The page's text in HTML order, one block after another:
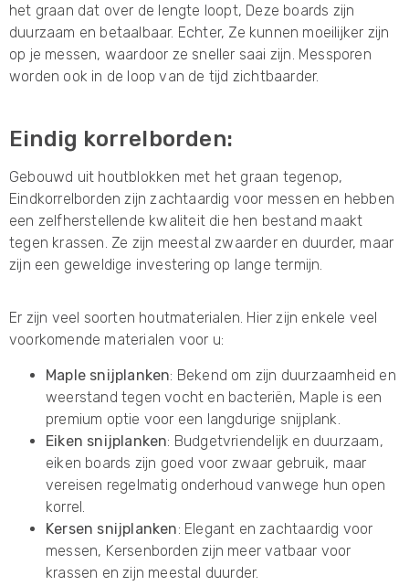
het graan dat over de lengte loopt, Deze boards zijn
duurzaam en betaalbaar. Echter, Ze kunnen moeilijker zijn
op je messen, waardoor ze sneller saai zijn. Messporen
worden ook in de loop van de tijd zichtbaarder.
Eindig korrelborden:
Gebouwd uit houtblokken met het graan tegenop,
Eindkorrelborden zijn zachtaardig voor messen en hebben
een zelfherstellende kwaliteit die hen bestand maakt
tegen krassen. Ze zijn meestal zwaarder en duurder, maar
zijn een geweldige investering op lange termijn.
Er zijn veel soorten houtmaterialen. Hier zijn enkele veel
voorkomende materialen voor u:
Maple snijplanken: Bekend om zijn duurzaamheid en
weerstand tegen vocht en bacteriën, Maple is een
premium optie voor een langdurige snijplank.
Eiken snijplanken: Budgetvriendelijk en duurzaam,
eiken boards zijn goed voor zwaar gebruik, maar
vereisen regelmatig onderhoud vanwege hun open
korrel.
Kersen snijplanken: Elegant en zachtaardig voor
messen, Kersenborden zijn meer vatbaar voor
krassen en zijn meestal duurder.